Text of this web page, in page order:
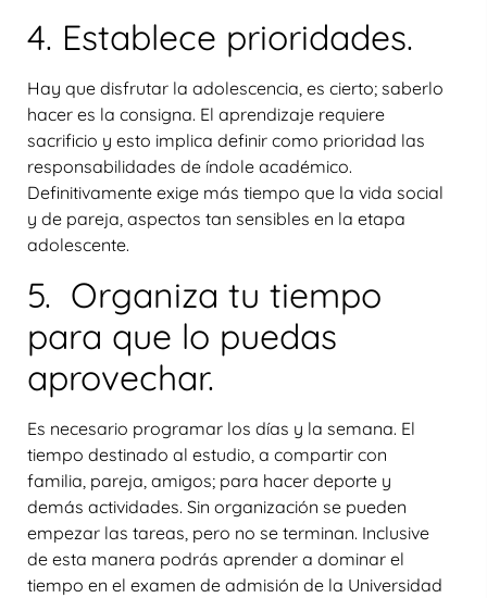
4. Establece prioridades.
Hay que disfrutar la adolescencia, es cierto; saberlo
hacer es la consigna. El aprendizaje requiere
sacrificio y esto implica definir como prioridad las
responsabilidades de índole académico.
Definitivamente exige más tiempo que la vida social
y de pareja, aspectos tan sensibles en la etapa
adolescente.
5. Organiza tu tiempo
para que lo puedas
aprovechar.
Es necesario programar los días y la semana. El
tiempo destinado al estudio, a compartir con
familia, pareja, amigos; para hacer deporte y
demás actividades. Sin organización se pueden
empezar las tareas, pero no se terminan. Inclusive
de esta manera podrás aprender a dominar el
tiempo en el examen de admisión de la Universidad